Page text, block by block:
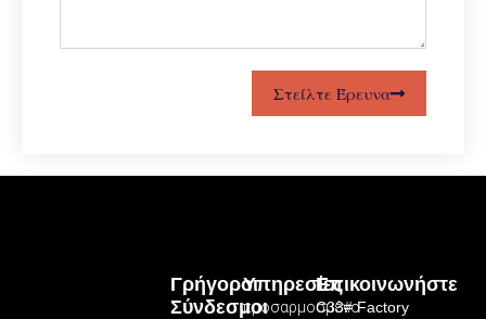
Στείλτε Έρευνα
Υπηρεσίες
προσαρμοσμένο
Γρήγοροι
Σύνδεσμοι
Επικοινωνήστε
C33# Factory